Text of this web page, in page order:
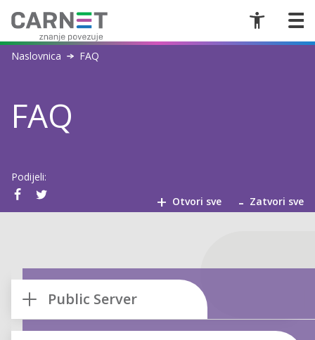
Naslovnica FAQ
FAQ
Podijeli:
+ Otvori sve - Zatvori sve
Public Server